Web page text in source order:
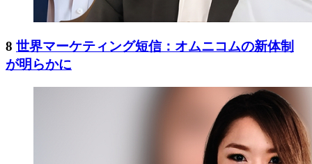
8 世界マーケティング短信：オムニコムの新体制
が明らかに